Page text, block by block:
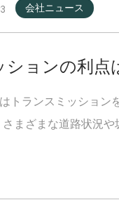
会社ニュース
ョンの利点
トランスミッショ
まざまな道路状況や